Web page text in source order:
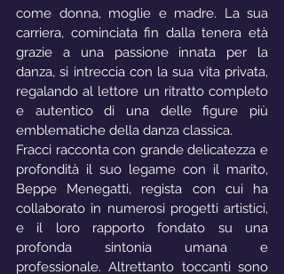
come donna, moglie e madre. La sua
carriera, cominciata fin dalla tenera età
grazie a una passione innata per la
danza, si intreccia con la sua vita privata,
regalando al lettore un ritratto completo
e autentico di una delle figure più
emblematiche della danza classica.
Fracci racconta con grande delicatezza e
profondità il suo legame con il marito,
Beppe Menegatti, regista con cui ha
collaborato in numerosi progetti artistici,
e il loro rapporto fondato su una
profonda sintonia umana e
professionale. Altrettanto toccanti sono